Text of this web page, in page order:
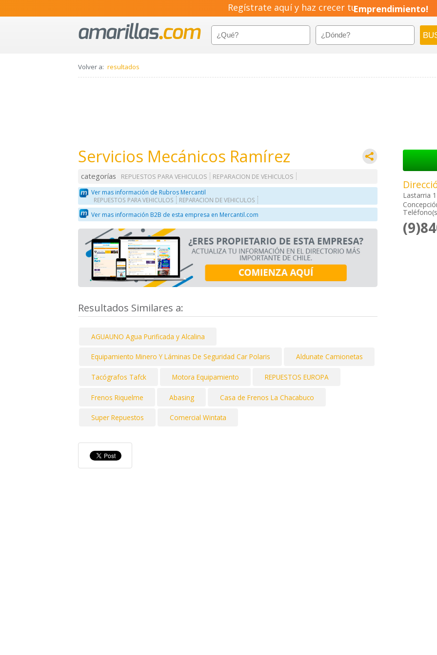
Regístrate aquí y haz crecer tuEmprendimiento!
Volver a: resultados
Servicios Mecánicos Ramírez
categorías REPUESTOS PARA VEHICULOS
REPARACION DE VEHICULOS
Ver mas información de Rubros Mercantil
REPUESTOS PARA VEHICULOS REPARACION DE VEHICULOS
Ver mas información B2B de esta empresa en Mercantil.com
Resultados Similares a:
AGUAUNO Agua Purificada y Alcalina
Equipamiento Minero Y Láminas De Seguridad Car Polaris Aldunate Camionetas
Tacógrafos Tafck Motora Equipamiento REPUESTOS EUROPA
Frenos Riquelme Abasing Casa de Frenos La Chacabuco
Super Repuestos Comercial Wintata
Lastarria